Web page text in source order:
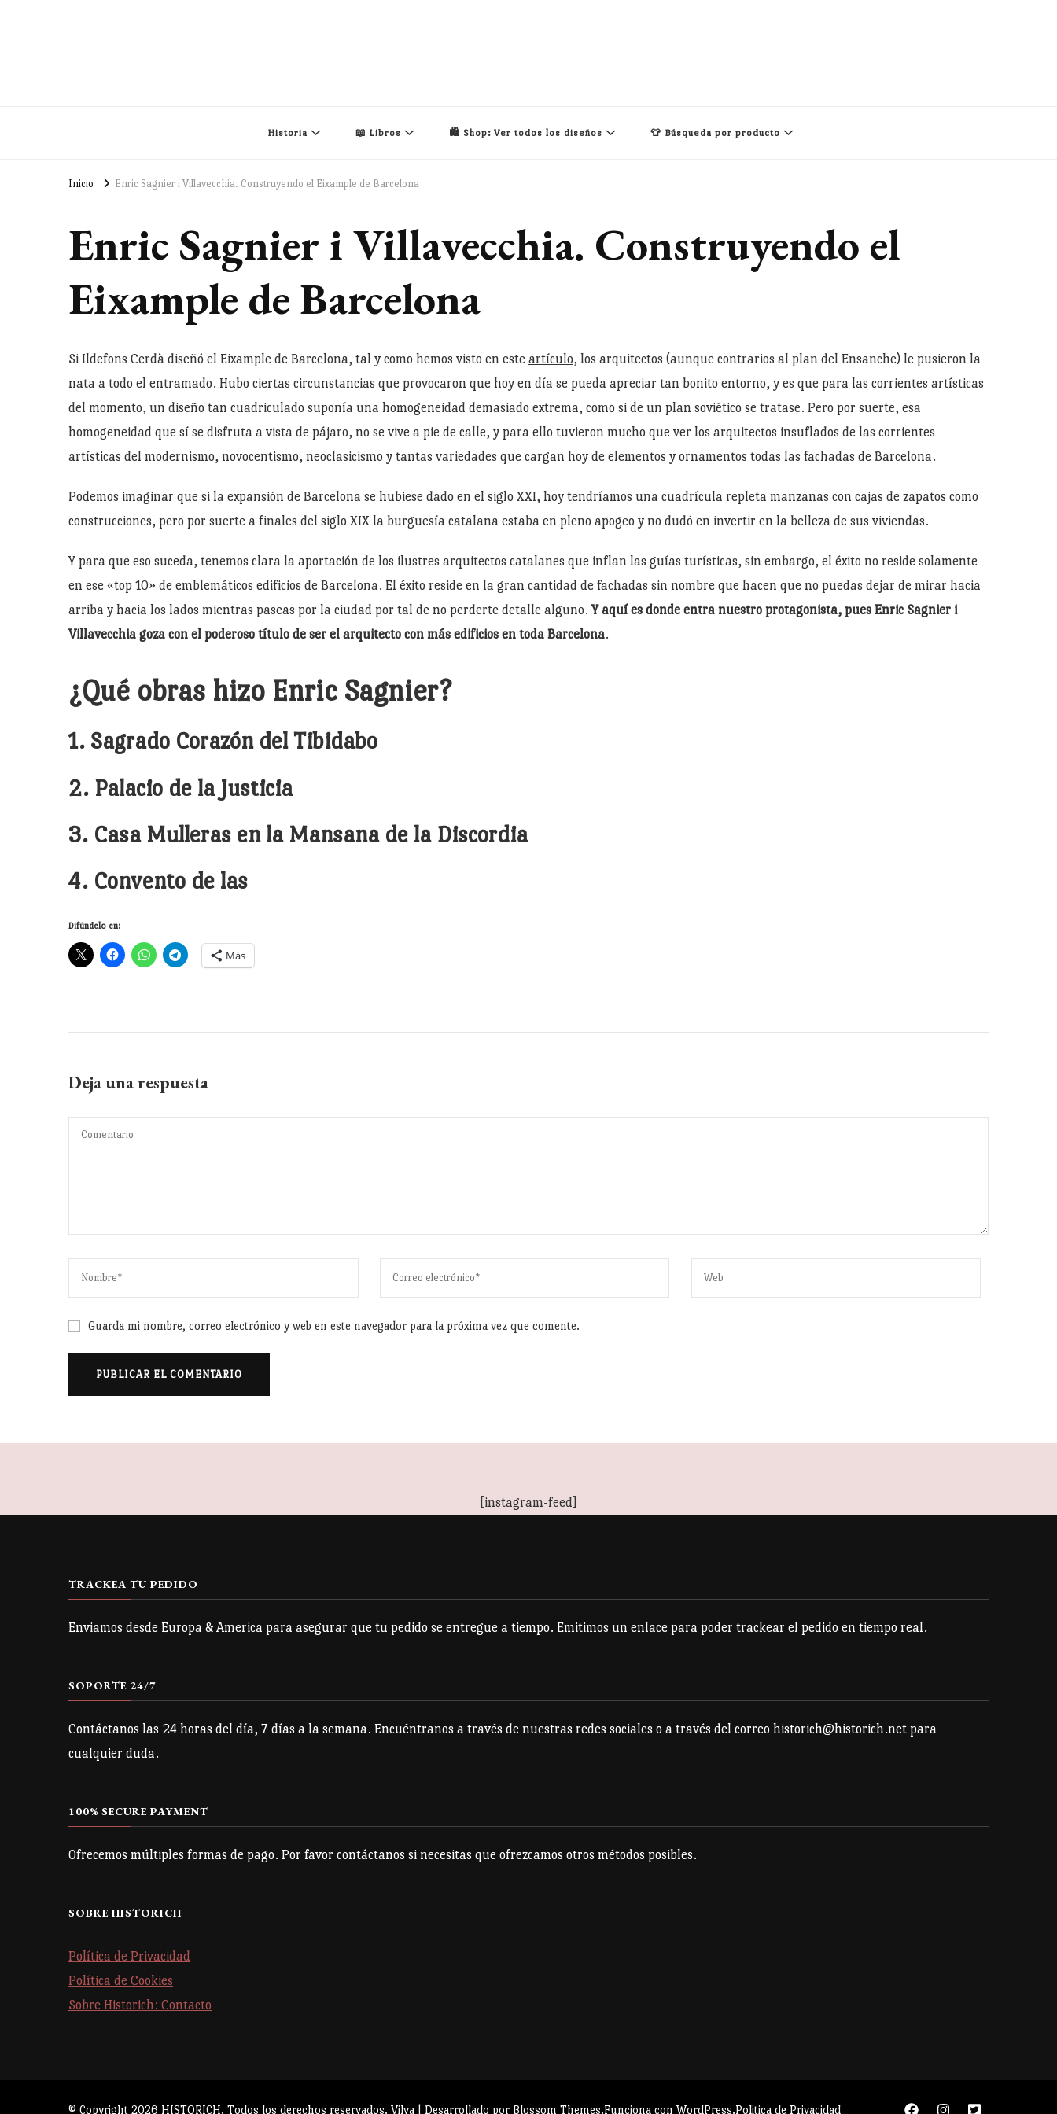
Historia 📖 Libros 🛍️ Shop: Ver todos los diseños 👕 Búsqueda por producto
Inicio Enric Sagnier i Villavecchia. Construyendo el Eixample de Barcelona
Enric Sagnier i Villavecchia. Construyendo el
Eixample de Barcelona
Si Ildefons Cerdà diseñó el Eixample de Barcelona, tal y como hemos visto en este artículo, los arquitectos (aunque contrarios al plan del Ensanche) le pusieron la
nata a todo el entramado. Hubo ciertas circunstancias que provocaron que hoy en día se pueda apreciar tan bonito entorno, y es que para las corrientes artísticas
del momento, un diseño tan cuadriculado suponía una homogeneidad demasiado extrema, como si de un plan soviético se tratase. Pero por suerte, esa
homogeneidad que sí se disfruta a vista de pájaro, no se vive a pie de calle, y para ello tuvieron mucho que ver los arquitectos insuflados de las corrientes
artísticas del modernismo, novocentismo, neoclasicismo y tantas variedades que cargan hoy de elementos y ornamentos todas las fachadas de Barcelona.
Podemos imaginar que si la expansión de Barcelona se hubiese dado en el siglo XXI, hoy tendríamos una cuadrícula repleta manzanas con cajas de zapatos como
construcciones, pero por suerte a finales del siglo XIX la burguesía catalana estaba en pleno apogeo y no dudó en invertir en la belleza de sus viviendas.
Y para que eso suceda, tenemos clara la aportación de los ilustres arquitectos catalanes que inflan las guías turísticas, sin embargo, el éxito no reside solamente
en ese «top 10» de emblemáticos edificios de Barcelona. El éxito reside en la gran cantidad de fachadas sin nombre que hacen que no puedas dejar de mirar hacia
arriba y hacia los lados mientras paseas por la ciudad por tal de no perderte detalle alguno.Y aquí es donde entra nuestro protagonista, pues Enric Sagnier i
Villavecchia goza con el poderoso título de ser el arquitecto con más edificios en toda Barcelona.
¿Qué obras hizo Enric Sagnier?
1. Sagrado Corazón del Tibidabo
2. Palacio de la Justicia
3. Casa Mulleras en la Mansana de la Discordia
4. Convento de las
Difúndelo en:
Más
Deja una respuesta
Guarda mi nombre, correo electrónico y web en este navegador para la próxima vez que comente.
[instagram-feed]
TRACKEA TU PEDIDO
Enviamos desde Europa & America para asegurar que tu pedido se entregue a tiempo. Emitimos un enlace para poder trackear el pedido en tiempo real.
SOPORTE 24/7
Contáctanos las 24 horas del día, 7 días a la semana. Encuéntranos a través de nuestras redes sociales o a través del correo historich@historich.net para
cualquier duda.
100% SECURE PAYMENT
Ofrecemos múltiples formas de pago. Por favor contáctanos si necesitas que ofrezcamos otros métodos posibles.
SOBRE HISTORICH
Política de Privacidad
Política de Cookies
Sobre Historich: Contacto
© Copyright 2026 HISTORICH. Todos los derechos reservados. Vilva | Desarrollado por Blossom Themes.Funciona con WordPress.Politica de Privacidad